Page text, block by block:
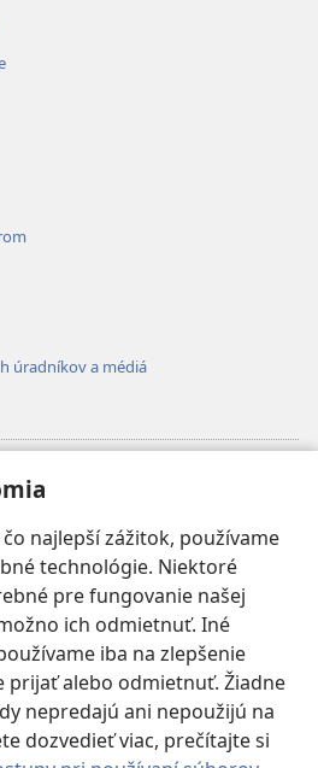
najlepší zážitok, používame
technológie. Niektoré
pre fungovanie našej
ich odmietnuť. Iné
iba na zlepšenie
prijať alebo odmietnuť. Žiadne
nepredajú ani nepoužijú na
dozvedieť viac, prečítajte si
úradníkov a médiá
Strážnej veže